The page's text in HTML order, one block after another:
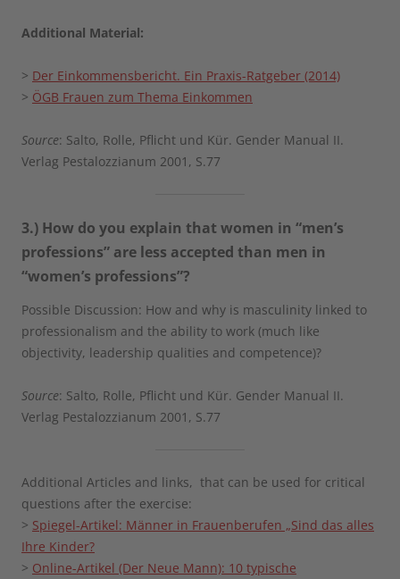
Additional Material:
> Der Einkommensbericht. Ein Praxis-Ratgeber (2014)
> ÖGB Frauen zum Thema Einkommen
Source: Salto, Rolle, Pflicht und Kür. Gender Manual II.
Verlag Pestalozzianum 2001, S.77
3.) How do you explain that women in “men’s
professions” are less accepted than men in
“women’s professions”?
Possible Discussion: How and why is masculinity linked to
professionalism and the ability to work (much like
objectivity, leadership qualities and competence)?
Source: Salto, Rolle, Pflicht und Kür. Gender Manual II.
Verlag Pestalozzianum 2001, S.77
Additional Articles and links, that can be used for critical
questions after the exercise:
> Spiegel-Artikel: Männer in Frauenberufen „Sind das alles
Ihre Kinder?
> Online-Artikel (Der Neue Mann): 10 typische